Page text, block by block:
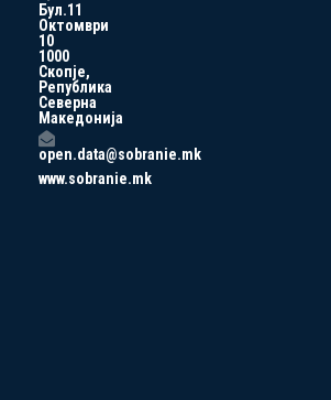
Бул.11
Октомври
10
1000
Скопје,
Република
Северна
Македонија
open.data@sobranie.mk
www.sobranie.mk